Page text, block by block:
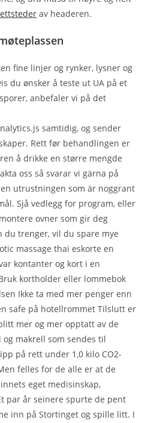
av headeren.
fine linjer og rynker, lysner og
du ønsker å teste ut UA på et
anbefaler vi på det
samtidig, og sender
Rett før behandlingen er
å drikke en større mengde
oss så svarar vi gärna på
utrustningen som är noggrant
Sjå vedlegg for program, eller
ovner som gir deg
trenger, vil du spare mye
massage thai eskorte en
kontanter og kort i en
kortholder eller lommebok
Ikke ta med mer penger enn
safe på hotellrommet Tilslutt er
mer og mer opptatt av de
makrell som sendes til
på rett under 1,0 kilo CO2-
felles for de alle er at de
eget medisinskap,
par år seinere spurte de pent
inn på Stortinget og spille litt. I